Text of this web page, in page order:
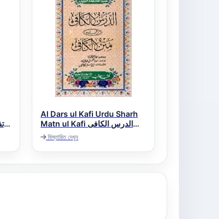
Al Dars ul Kafi Urdu Sharh
Matn ul Kafi الدرس الکافی
اردو شرح متن الکافی
বিস্তারিত দেখুন